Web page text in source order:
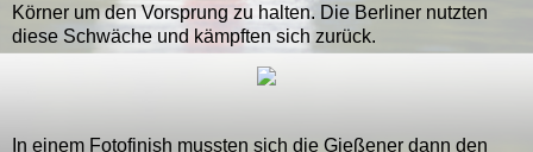
Körner um den Vorsprung zu halten. Die Berliner nutzten
diese Schwäche und kämpften sich zurück.
In einem Fotofinish mussten sich die Gießener dann den